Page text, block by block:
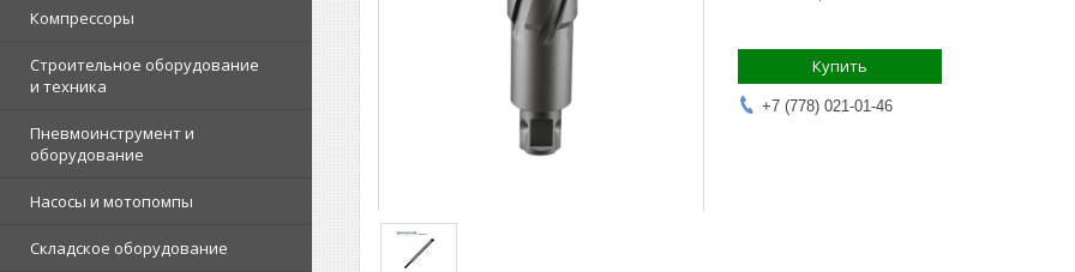
Компрессоры
Строительное оборудование
и техника
Пневмоинструмент и
оборудование
Насосы и мотопомпы
Складское оборудование
Купить
+7 (778) 021-01-46